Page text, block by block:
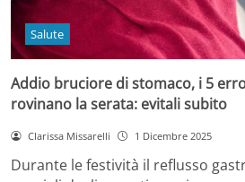
Salute
Addio bruciore di stomaco, i 5
rovinano la serata: evitali subito
Clarissa Missarelli 1 Dicembre 2025
Durante le festività il reflusso